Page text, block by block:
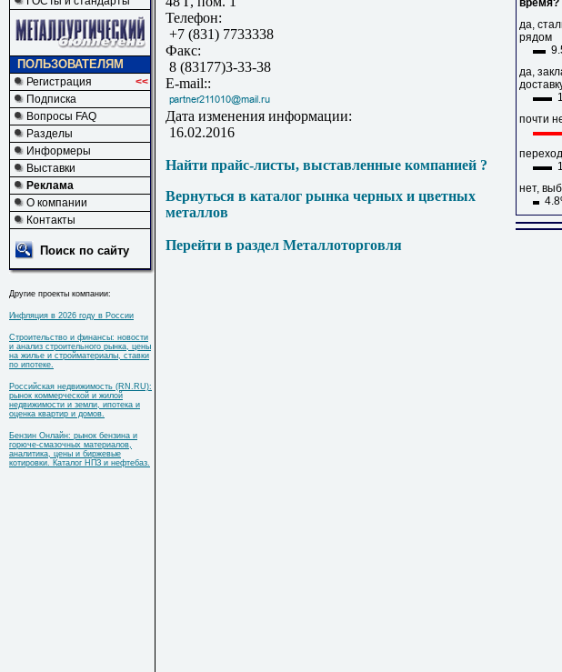
ПОЛЬЗОВАТЕЛЯМ
Регистрация
<<
Подписка
Вопросы FAQ
Разделы
Информеры
Выставки
Реклама
О компании
Контакты
Поиск по сайту
Другие проекты компании:
Инфляция в 2026 году в России
Строительство и финансы: новости
и анализ строительного рынка, цены
на жилье и стройматериалы, ставки
по ипотеке.
Российская недвижимость (RN.RU):
рынок коммерческой и жилой
недвижимости и земли, ипотека и
оценка квартир и домов.
Бензин Онлайн: рынок бензина и
горюче-смазочных материалов,
аналитика, цены и биржевые
котировки. Каталог НПЗ и нефтебаз.
Телефон:
+7 (831) 7733338
Факс:
8 (83177)3-33-38
E-mail::
Дата изменения информации:
16.02.2016
Найти прайс-листы, выставленные компанией ?
Вернуться в каталог рынка черных и цветных
металлов
Перейти в раздел Металлоторговля
время?
да,
рядом
да,
почти
нет,